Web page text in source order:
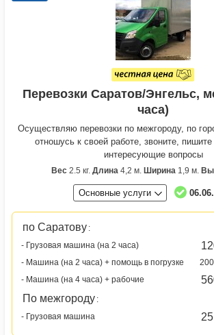
Перевозки Саратов/Энгельс,
часа)
Осуществляю перевозки по межгороду, по
отношусь к своей работе, звоните,
интересующие вопросы
Вес2.5 кг. Длина 4,2 м. Ширина 1,9 м.
Основные услуги
по Саратову :
- Грузовая машина (на 2 часа)
- Машина (на 2 часа) + помощь в погрузке
- Машина (на 4 часа) + рабочие
По межгороду :
- Грузовая машина
25